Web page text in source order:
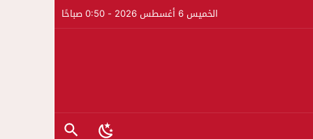
الخميس 6 أغسطس 2026 - 0:50 صباحًا